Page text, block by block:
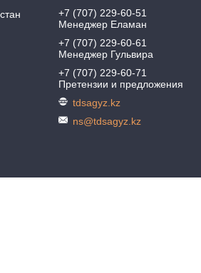
+7 (707) 229-60-51
Менеджер Еламан
+7 (707) 229-60-61
Менеджер Гульвира
+7 (707) 229-60-71
Претензии и предложения
tdsagyz.kz
ns@tdsagyz.kz